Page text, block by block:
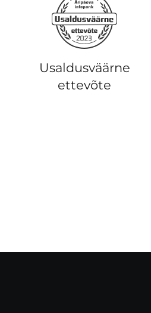
Usaldusväärne
ettevõte